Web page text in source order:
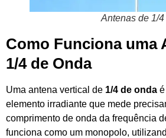
Antenas de 1/4
Como Funciona uma
1/4 de Onda
Uma antena vertical de 1/4 de onda
elemento irradiante que mede
comprimento de onda da frequência
funciona como um monopolo,